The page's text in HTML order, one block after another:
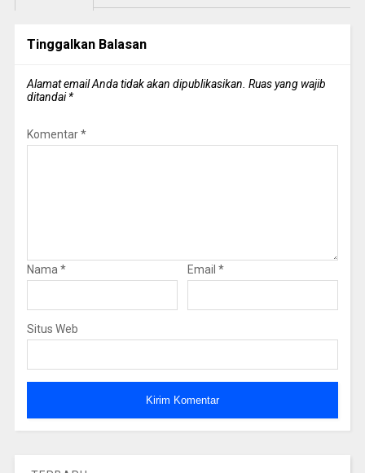
Tinggalkan Balasan
Alamat email Anda tidak akan dipublikasikan. Ruas yang wajib
ditandai*
Komentar*
Nama* Email *
Situs Web